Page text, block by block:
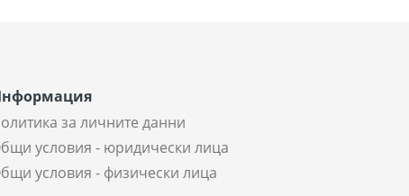
за личните данни
условия - юридически лица
условия - физически лица